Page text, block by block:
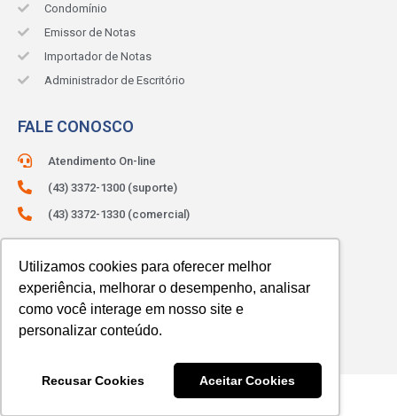
Utilizamos cookies para oferecer melhor
experiência, melhorar o desempenho, analisar
como você interage em nosso site e
personalizar conteúdo.
Recusar Cookies Aceitar Cookies
Condomínio
Emissor de Notas
Importador de Notas
Administrador de Escritório
FALE CONOSCO
Atendimento On-line
(43) 3372-1300 (suporte)
(43) 3372-1330 (comercial)
Das 8h às 12h e das 13h às 18h.
© 2023 SIBRAX. Todos os direitos reservados.
Com amor
Jana do Marketing